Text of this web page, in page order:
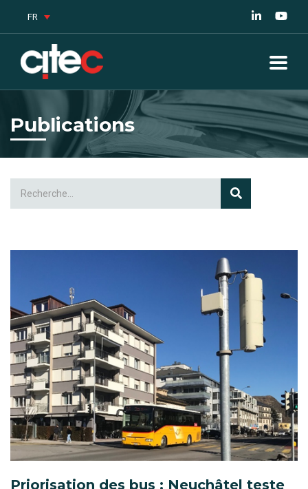
FR
Publications
Priorisation des bus : Neuchâtel teste